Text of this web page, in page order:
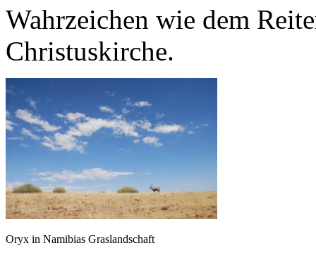
Wahrzeichen wie dem
Christuskirche.
Oryx in Namibias Graslandschaft